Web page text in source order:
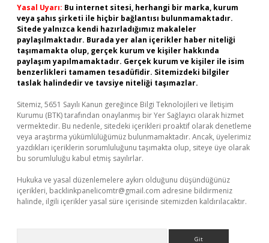
Yasal Uyarı: Bu internet sitesi, herhangi bir marka, kurum
veya şahıs şirketi ile hiçbir bağlantısı bulunmamaktadır.
Sitede yalnızca kendi hazırladığımız makaleler
paylaşılmaktadır. Burada yer alan içerikler haber niteliği
taşımamakta olup, gerçek kurum ve kişiler hakkında
paylaşım yapılmamaktadır. Gerçek kurum ve kişiler ile isim
benzerlikleri tamamen tesadüfidir. Sitemizdeki bilgiler
taslak halindedir ve tavsiye niteliği taşımazlar.
Sitemiz, 5651 Sayılı Kanun gereğince Bilgi Teknolojileri ve İletişim
Kurumu (BTK) tarafından onaylanmış bir Yer Sağlayıcı olarak hizmet
vermektedir. Bu nedenle, sitedeki içerikleri proaktif olarak denetleme
veya araştırma yükümlülüğümüz bulunmamaktadır. Ancak, üyelerimiz
yazdıkları içeriklerin sorumluluğunu taşımakta olup, siteye üye olarak
bu sorumluluğu kabul etmiş sayılırlar.
Hukuka ve yasal düzenlemelere aykırı olduğunu düşündüğünüz
içerikleri, backlinkpanelicomtr@gmail.com adresine bildirmeniz
halinde, ilgili içerikler yasal süre içerisinde sitemizden kaldırılacaktır.